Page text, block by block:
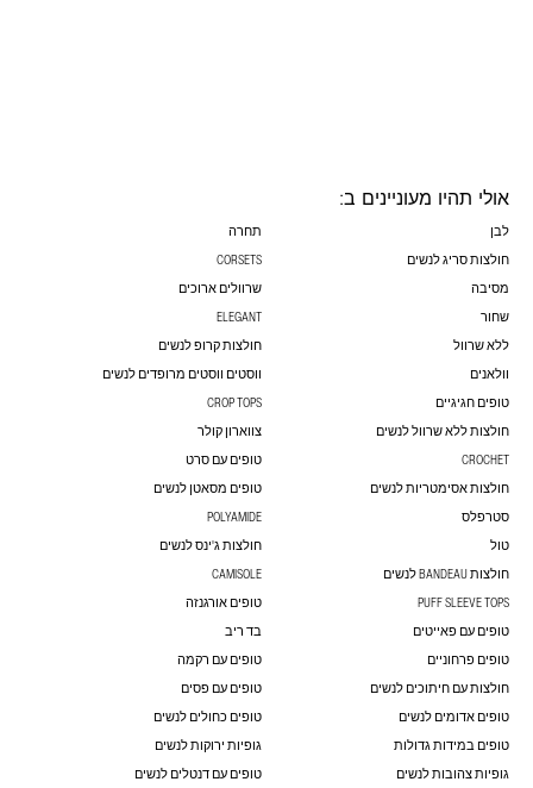
אולי תהיו מעוניינים ב:
לבן
תחרה
חולצות סריג לנשים
CORSETS
מסיבה
שרוולים ארוכים
שחור
ELEGANT
ללא שרוול
חולצות קרופ לנשים
וולאנים
ווסטים ווסטים מרופדים לנשים
טופים חגיגיים
CROP TOPS
חולצות ללא שרוול לנשים
צווארון קולר
CROCHET
טופים עם סרט
חולצות אסימטריות לנשים
טופים מסאטן לנשים
סטרפלס
POLYAMIDE
טול
חולצות ג'ינס לנשים
חולצות BANDEAU לנשים
CAMISOLE
PUFF SLEEVE TOPS
טופים אורגנזה
טופים עם פאייטים
בד ריב
טופים פרחוניים
טופים עם רקמה
חולצות עם חיתוכים לנשים
טופים עם פסים
טופים אדומים לנשים
טופים כחולים לנשים
טופים במידות גדולות
גופיות ירוקות לנשים
גופיות צהובות לנשים
טופים עם דנטלים לנשים